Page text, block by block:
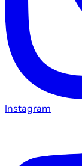
Instagram